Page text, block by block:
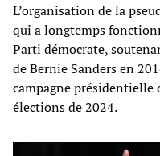
L’organisation de la
qui a longtemps
Parti démocrate,
de Bernie Sanders en
campagne présidentielle
élections de 2024.